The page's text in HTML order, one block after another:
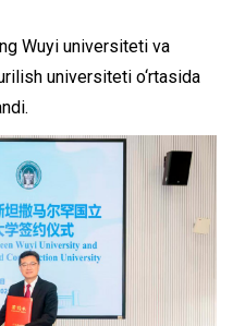
Wuyi universiteti va
universiteti o‘rtasida